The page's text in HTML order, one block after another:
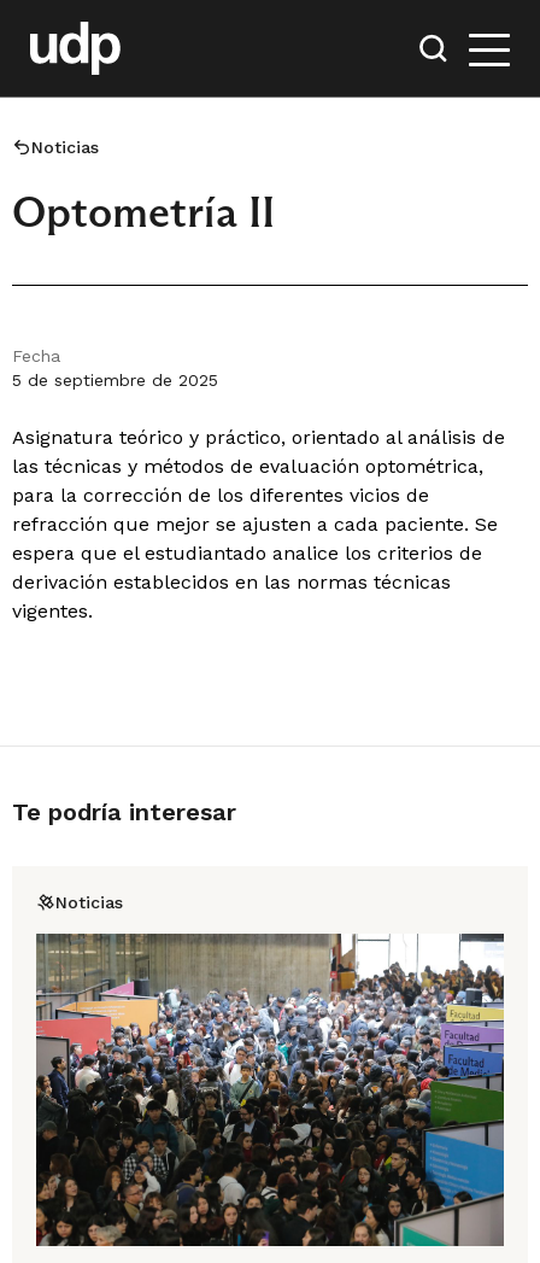
Noticias
Optometría II
Fecha
5 de septiembre de 2025
Asignatura teórico y práctico, orientado al análisis de
las técnicas y métodos de evaluación optométrica,
para la corrección de los diferentes vicios de
refracción que mejor se ajusten a cada paciente. Se
espera que el estudiantado analice los criterios de
derivación establecidos en las normas técnicas
vigentes.
Te podría interesar
Noticias